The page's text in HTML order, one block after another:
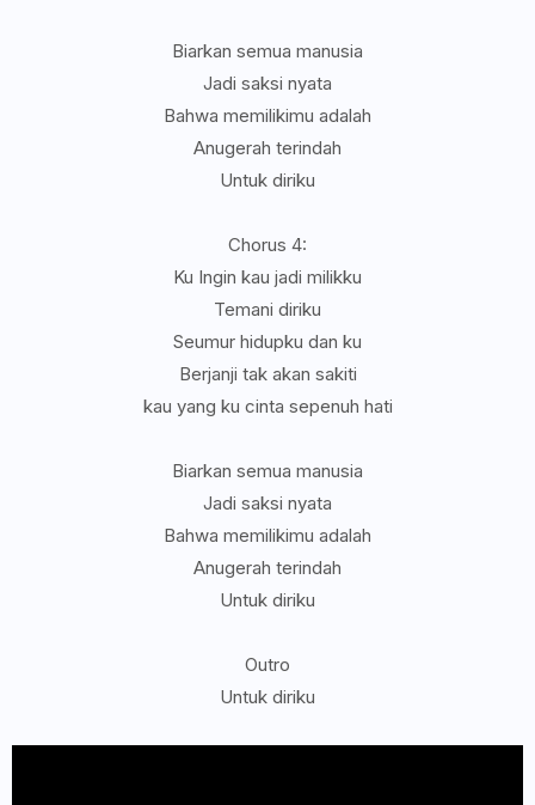
Biarkan semua manusia
Jadi saksi nyata
Bahwa memilikimu adalah
Anugerah terindah
Untuk diriku
Chorus 4:
Ku Ingin kau jadi milikku
Temani diriku
Seumur hidupku dan ku
Berjanji tak akan sakiti
kau yang ku cinta sepenuh hati
Biarkan semua manusia
Jadi saksi nyata
Bahwa memilikimu adalah
Anugerah terindah
Untuk diriku
Outro
Untuk diriku